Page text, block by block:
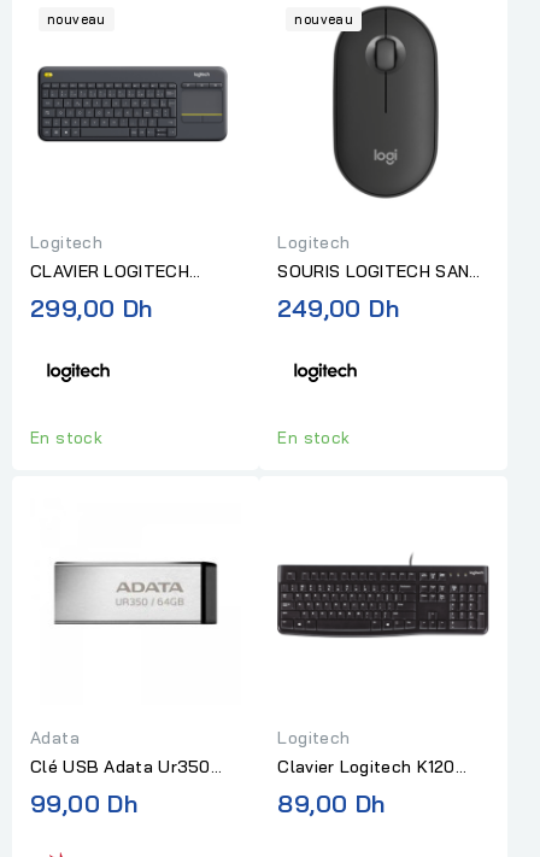
nouveau
Logitech
CLAVIER LOGITECH
WIRELESS TOUCH K400
PLUS – GRIS FONCÉ
299,00 Dh
En stock
nouveau
Logitech
SOURIS LOGITECH SANS
FIL SILENT BLUETOOTH
M350S GRAPHITE
249,00 Dh
En stock
Adata
Clé USB Adata Ur350
Flash 64g 3.2 Silver
Black
99,00 Dh
Logitech
Clavier Logitech K120
Azerty Noir
89,00 Dh